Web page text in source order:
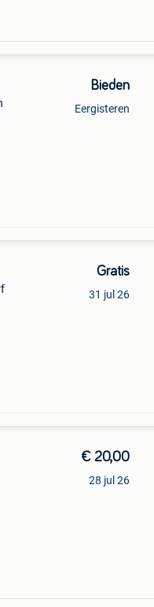
Bieden
Eergisteren
Gratis
31 jul 26
€ 20,00
28 jul 26